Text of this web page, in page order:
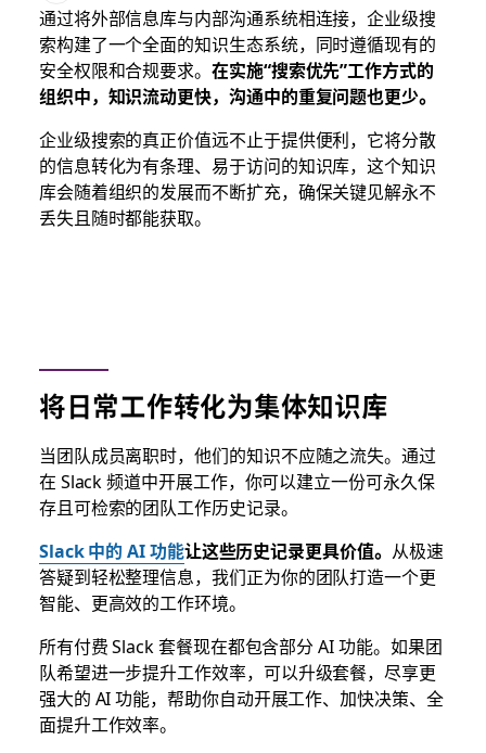
通过将外部信息库与内部沟通系统相连接，企业级搜
索构建了一个全面的知识生态系统，同时遵循现有的
安全权限和合规要求。在实施“搜索优先”工作方式的
组织中，知识流动更快，沟通中的重复问题也更少。
企业级搜索的真正价值远不止于提供便利，它将分散
的信息转化为有条理、易于访问的知识库，这个知识
库会随着组织的发展而不断扩充，确保关键见解永不
丢失且随时都能获取。
将日常工作转化为集体知识库
当团队成员离职时，他们的知识不应随之流失。通过
在 Slack 频道中开展工作，你可以建立一份可永久保
存且可检索的团队工作历史记录。
Slack 中的 AI 功能让这些历史记录更具价值。 从极速
答疑到轻松整理信息，我们正为你的团队打造一个更
智能、更高效的工作环境。
所有付费 Slack 套餐现在都包含部分 AI 功能。如果团
队希望进一步提升工作效率，可以升级套餐，尽享更
强大的 AI 功能，帮助你自动开展工作、加快决策、全
面提升工作效率。